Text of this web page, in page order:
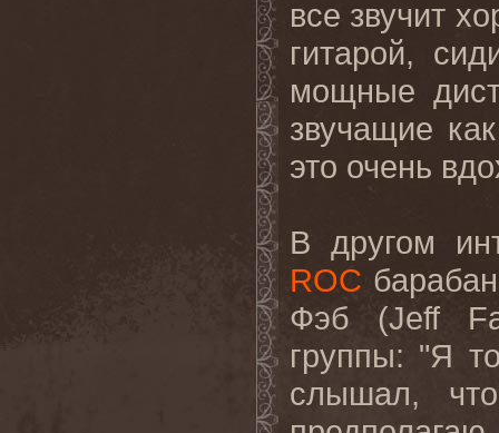
все звучит
гитарой,
мощные
звучащие
это очень
В другом
ROC
Фэб (Jeff
группы: "Я
слышал,